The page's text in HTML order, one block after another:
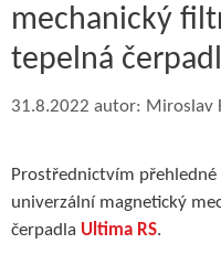
mechanický
tepelná
31.8.2022 autor: Miroslav
Prostřednictvím
univerzální magnetický
čerpadla Ultima RS.